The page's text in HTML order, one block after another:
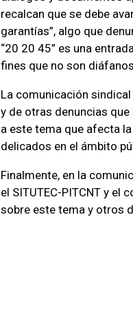
recalcan que se debe
garantías”, algo que
“20 20 45” es una
fines que no son
La comunicación
y de otras denuncias que
a este tema que afecta
delicados en el ámbito
Finalmente, en la
el SITUTEC-PITCNT y el
sobre este tema y otros